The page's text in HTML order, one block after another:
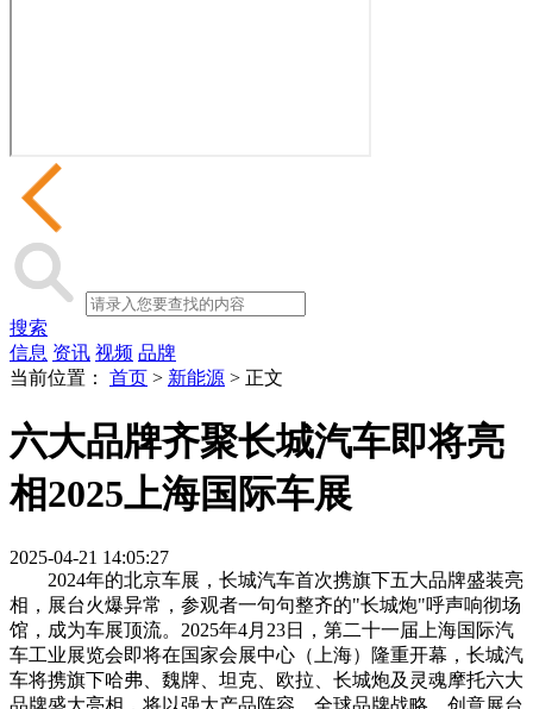
搜索
信息 资讯 视频 品牌
当前位置： 首页 > 新能源 > 正文
六大品牌齐聚长城汽车即将亮
相2025上海国际车展
2025-04-21 14:05:27
2024年的北京车展，长城汽车首次携旗下五大品牌盛装亮
相，展台火爆异常，参观者一句句整齐的"长城炮"呼声响彻场
馆，成为车展顶流。2025年4月23日，第二十一届上海国际汽
车工业展览会即将在国家会展中心（上海）隆重开幕，长城汽
车将携旗下哈弗、魏牌、坦克、欧拉、长城炮及灵魂摩托六大
品牌盛大亮相，将以强大产品阵容、全球品牌战略、创意展台